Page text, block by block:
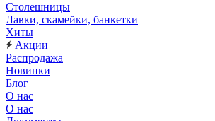
Столешницы
Лавки, скамейки, банкетки
Хиты
Акции
Распродажа
Новинки
Блог
О нас
О нас